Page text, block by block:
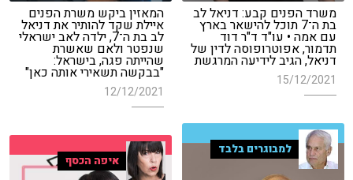
משרד הפנים קבע: דניאל לב
בת ה־7 תוכל להישאר בארץ
עם אמה • עו"ד ד"ר דוד
תדמור, אפוטרופוסה לדין של
דניאל, הגיב לידיעה המרגשת
15/12/2021
המאזין ביקש משרת הפנים
איילת שקד להותיר את דניאל
לב בת ה־7, ילדה לאב ישראלי
שנפטר ולאם שאשרת
שהייתה פגה, בישראל:
"בבקשה תשאירי אותה כאן"
12/12/2021
למבוגרים בלבד
איפה הכסף